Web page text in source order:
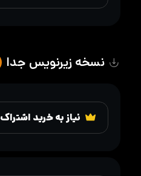
نسخه زیرنویس جدا
نیاز به خرید اشتراک